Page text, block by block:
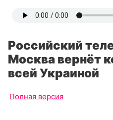
Российский
Москва вернёт
всей Украиной
Полная версия